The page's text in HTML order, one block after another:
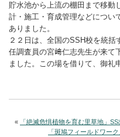
貯水池から上流の棚田まで移動
計・施工・育成管理などについ
ありました。
２２日は、全国のSSH校を統
任調査員の宮﨑仁志先生が来て
ました。この場を借りて、御礼
«
「絶滅危惧植物を育む里草地」
「斑鳩フィールドワー